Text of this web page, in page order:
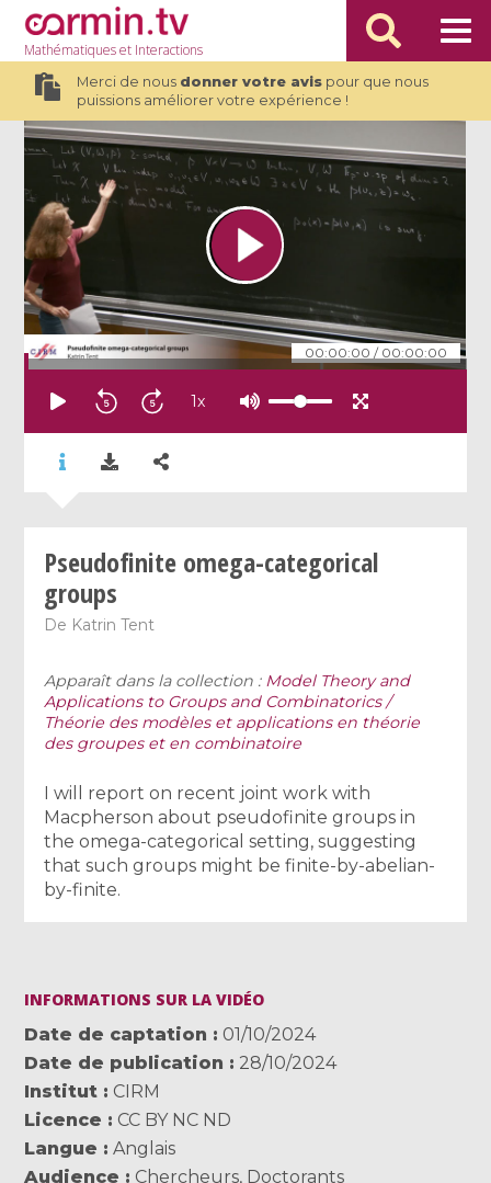
Mathématiqueset Interactions
Merci de nous donner votre avispour que nous
puissions améliorer votre expérience !
00:00:00 / 00:00:00
1x
Pseudofinite omega-categorical
groups
De Katrin Tent
Apparaît dans la collection : Model Theory and
Applications to Groups and Combinatorics /
Théorie des modèles et applications en théorie
des groupes et en combinatoire
I will report on recent joint work with
Macpherson about pseudofinite groups in
the omega-categorical setting, suggesting
that such groups might be finite-by-abelian-
by-finite.
INFORMATIONS SUR LA VIDÉO
Date de captation
01/10/2024
Date de publication
28/10/2024
Institut
CIRM
Licence
CC BY NC ND
Langue
Anglais
Audience
Chercheurs, Doctorants